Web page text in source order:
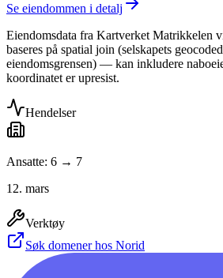
Se eiendommen i detalj
Eiendomsdata fra Kartverket Matrikkelen
baseres på spatial join (selskapets
eiendomsgrensen) — kan inkludere
koordinatet er upresist.
Hendelser
Ansatte: 6 → 7
12. mars
Verktøy
Søk domener hos Norid